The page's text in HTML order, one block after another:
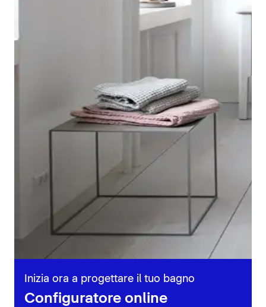
Inizia ora a progettare il tuo bagno
Configuratore online